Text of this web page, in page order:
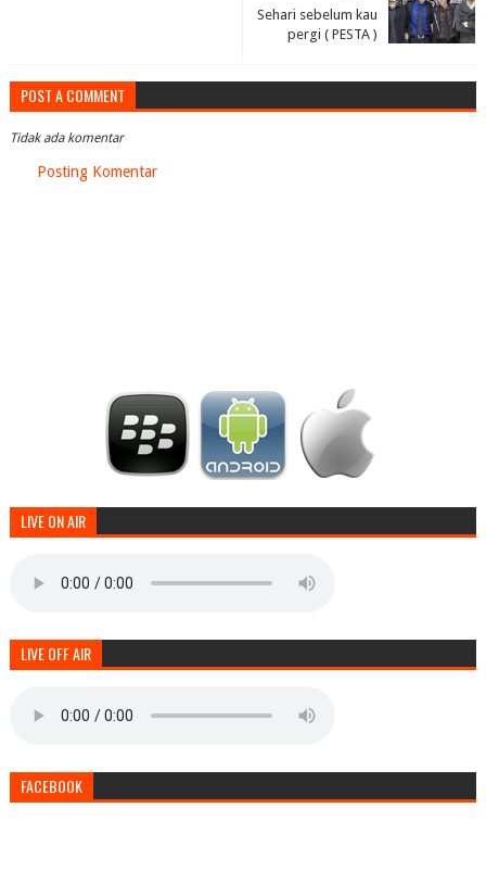
Sehari sebelum kau
pergi ( PESTA )
POST A COMMENT
Tidak ada komentar
Posting Komentar
LIVE ON AIR
LIVE OFF AIR
FACEBOOK